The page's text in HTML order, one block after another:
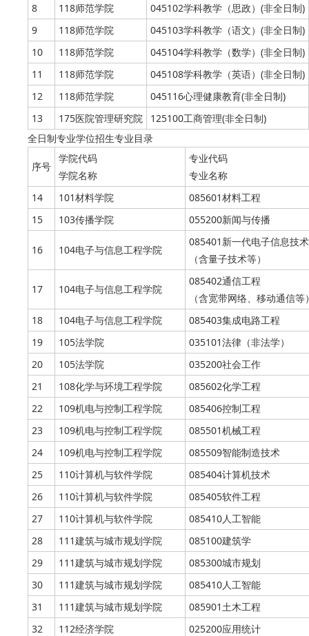
8
118师范学院
045102学科教学（思政）(非全日制)
9
118师范学院
045103学科教学（语文）(非全日制)
10
118师范学院
045104学科教学（数学）(非全日制)
11
118师范学院
045108学科教学（英语）(非全日制)
12
118师范学院
045116心理健康教育(非全日制)
13
175医院管理研究院
125100工商管理(非全日制)
全日制专业学位招生专业目录
序号
学院代码
学院名称
专业代码
专业名称
14
101材料学院
085601材料工程
15
103传播学院 055200新闻与传播
16 104电子与信息工程学院
085401新一代电子信息技术
（含量子技术等）
17 104电子与信息工程学院
085402通信工程
（含宽带网络、移动通信等
18
104电子与信息工程学院
085403集成电路工程
19
105法学院
035101法律（非法学）
20
105法学院
035200社会工作
21
108化学与环境工程学院
085602化学工程
22
109机电与控制工程学院
085406控制工程
23
109机电与控制工程学院
085501机械工程
24
109机电与控制工程学院
085509智能制造技术
25
110计算机与软件学院
085404计算机技术
26
110计算机与软件学院
085405软件工程
27
110计算机与软件学院
085410人工智能
28
111建筑与城市规划学院
085100建筑学
29
111建筑与城市规划学院
085300城市规划
30
111建筑与城市规划学院
085410人工智能
31
111建筑与城市规划学院
085901土木工程
32
112经济学院
025200应用统计